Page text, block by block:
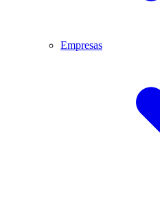
Empresas